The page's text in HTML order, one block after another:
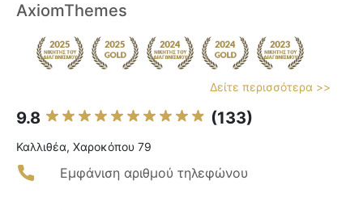
AxiomThemes
Δείτε περισσότερα >>
9.8 (133)
Καλλιθέα, Χαροκόπου 79
Εμφάνιση αριθμού τηλεφώνου